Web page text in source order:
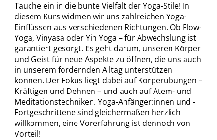
Tauche ein in die bunte Vielfalt der Yoga-Stile! In
diesem Kurs widmen wir uns zahlreichen Yoga-
Einflüssen aus verschiedenen Richtungen. Ob Flow-
Yoga, Vinyasa oder Yin Yoga – für Abwechslung ist
garantiert gesorgt. Es geht darum, unseren Körper
und Geist für neue Aspekte zu öffnen, die uns auch
in unserem fordernden Alltag unterstützen
können. Der Fokus liegt dabei auf Körperübungen –
Kräftigen und Dehnen – und auch auf Atem- und
Meditationstechniken. Yoga-Anfänger:innen und -
Fortgeschrittene sind gleichermaßen herzlich
willkommen, eine Vorerfahrung ist dennoch von
Vorteil!